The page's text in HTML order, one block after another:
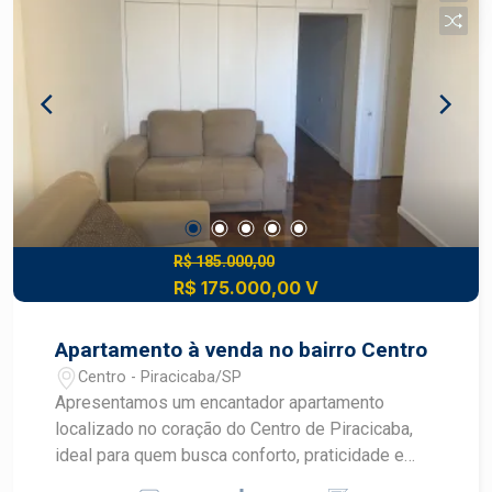
R$ 185.000,00
R$ 175.000,00 V
Apartamento à venda no bairro Centro
Centro - Piracicaba/SP
Apresentamos um encantador apartamento
localizado no coração do Centro de Piracicaba,
ideal para quem busca conforto, praticidade e